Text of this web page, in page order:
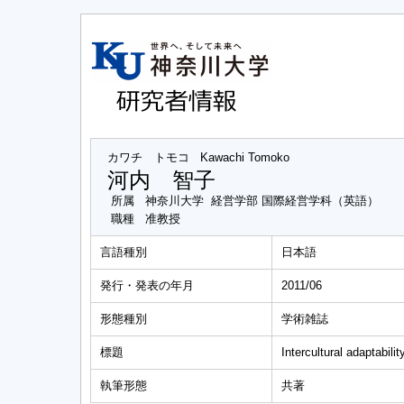
カワチ トモコ Kawachi Tomoko
河内 智子
所属
神奈川大学 経営学部 国際経営学科（英語）
職種
准教授
言語種別 日本語
発行・発表の年月 2011/06
形態種別 学術雑誌
標題 Intercultural
執筆形態 共著